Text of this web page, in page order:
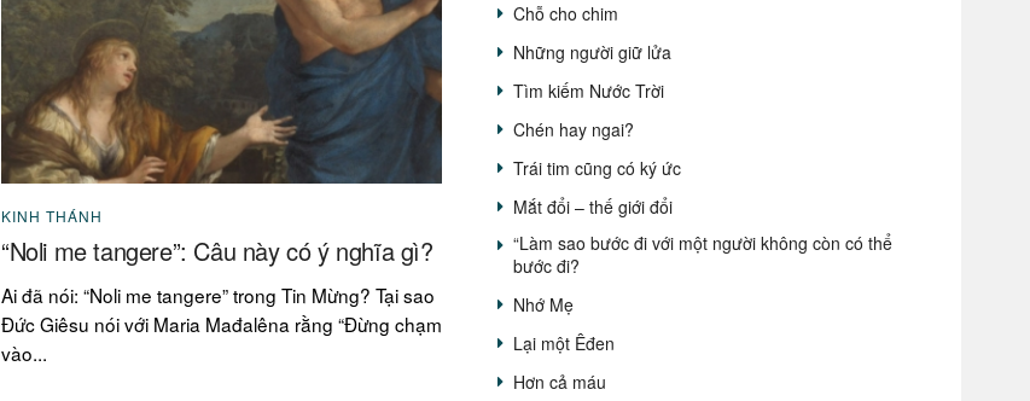
KINH THÁNH
“Noli me tangere”: Câu này có ý nghĩa gì?
Ai đã nói: “Noli me tangere” trong Tin Mừng? Tại sao
Đức Giêsu nói với Maria Mađalêna rằng “Đừng chạm
vào...
Chỗ cho chim
Những người giữ lửa
Tìm kiếm Nước Trời
Chén hay ngai?
Trái tim cũng có ký ức
Mắt đổi – thế giới đổi
“Làm sao bước đi với một người không còn có thể
bước đi?
Nhớ Mẹ
Lại một Êđen
Hơn cả máu